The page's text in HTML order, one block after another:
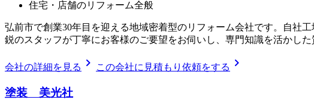
住宅・店舗のリフォーム全般
弘前市で創業30年目を迎える地域密着型のリフォーム会社です。自社
鋭のスタッフが丁寧にお客様のご要望をお伺いし、専門知識を活かした
会社の詳細を見る chevron_right この会社に見積もり依頼をする chevron_right
塗装 美光社